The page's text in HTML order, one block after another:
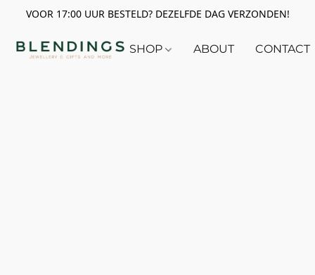
VOOR 17:00 UUR BESTELD? DEZELFDE DAG VERZONDEN!
SHOP ABOUT CONTACT